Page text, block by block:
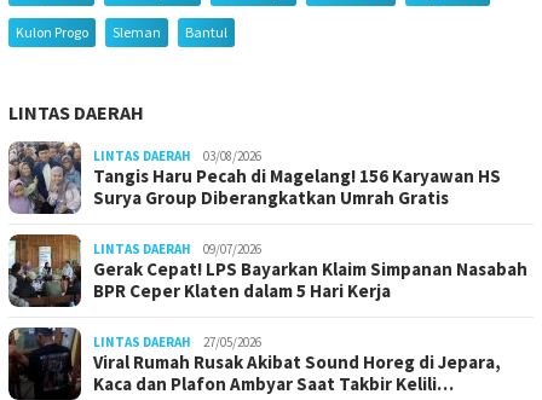
Kulon Progo Sleman Bantul
LINTAS DAERAH
LINTAS DAERAH 03/08/2026
Tangis Haru Pecah di Magelang! 156 Karyawan HS
Surya Group Diberangkatkan Umrah Gratis
LINTAS DAERAH 09/07/2026
Gerak Cepat! LPS Bayarkan Klaim Simpanan Nasabah
BPR Ceper Klaten dalam 5 Hari Kerja
LINTAS DAERAH 27/05/2026
Viral Rumah Rusak Akibat Sound Horeg di Jepara,
Kaca dan Plafon Ambyar Saat Takbir Kelili…